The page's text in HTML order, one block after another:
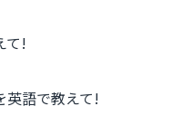
て!
英語で教えて!